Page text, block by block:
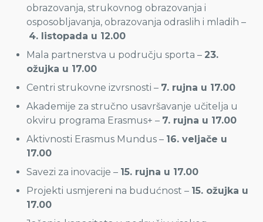
obrazovanja, strukovnog obrazovanja i
osposobljavanja, obrazovanja odraslih i mladih –
4. listopada u 12.00
Mala partnerstva u području sporta – 23.
ožujka u 17.00
Centri strukovne izvrsnosti – 7. rujna u 17.00
Akademije za stručno usavršavanje učitelja u
okviru programa Erasmus+ – 7. rujna u 17.00
Aktivnosti Erasmus Mundus – 16. veljače u
17.00
Savezi za inovacije – 15. rujna u 17.00
Projekti usmjereni na budućnost – 15. ožujka u
17.00